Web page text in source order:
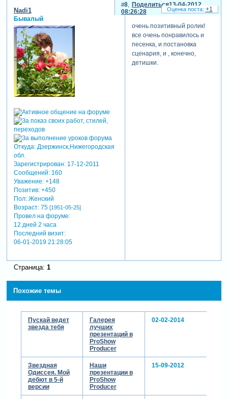
Поделиться
8
13-04-2012
08:26:28
Nadi1
Бывалый
Откуда:Дзержинск,Нижегородская
обл.
Зарегистрирован: 17-12-2011
Сообщений:160
Уважение: +148
Позитив: +450
Пол:Женский
Возраст:75 [1951-05-25]
Провел на форуме:
12 дней 2 часа
Последний визит:
06-01-2019 21:28:05
очень позитивный ролик!
все очень понравилось и
песенка, и постановка
сценария, и , конечно,
детишки.
+1
Страница: 1
Похожие темы
Пускай ведет
звезда тебя
Галерея
лучших
презентаций в
ProShow
Producer
02-02-2014
Звездная
Одиссея. Мой
дебют в 5-й
версии
Наши
презентации в
ProShow
Producer
15-09-2012